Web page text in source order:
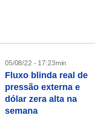
05/08/22 - 17:23min
Fluxo blinda real de
pressão externa e
dólar zera alta na
semana